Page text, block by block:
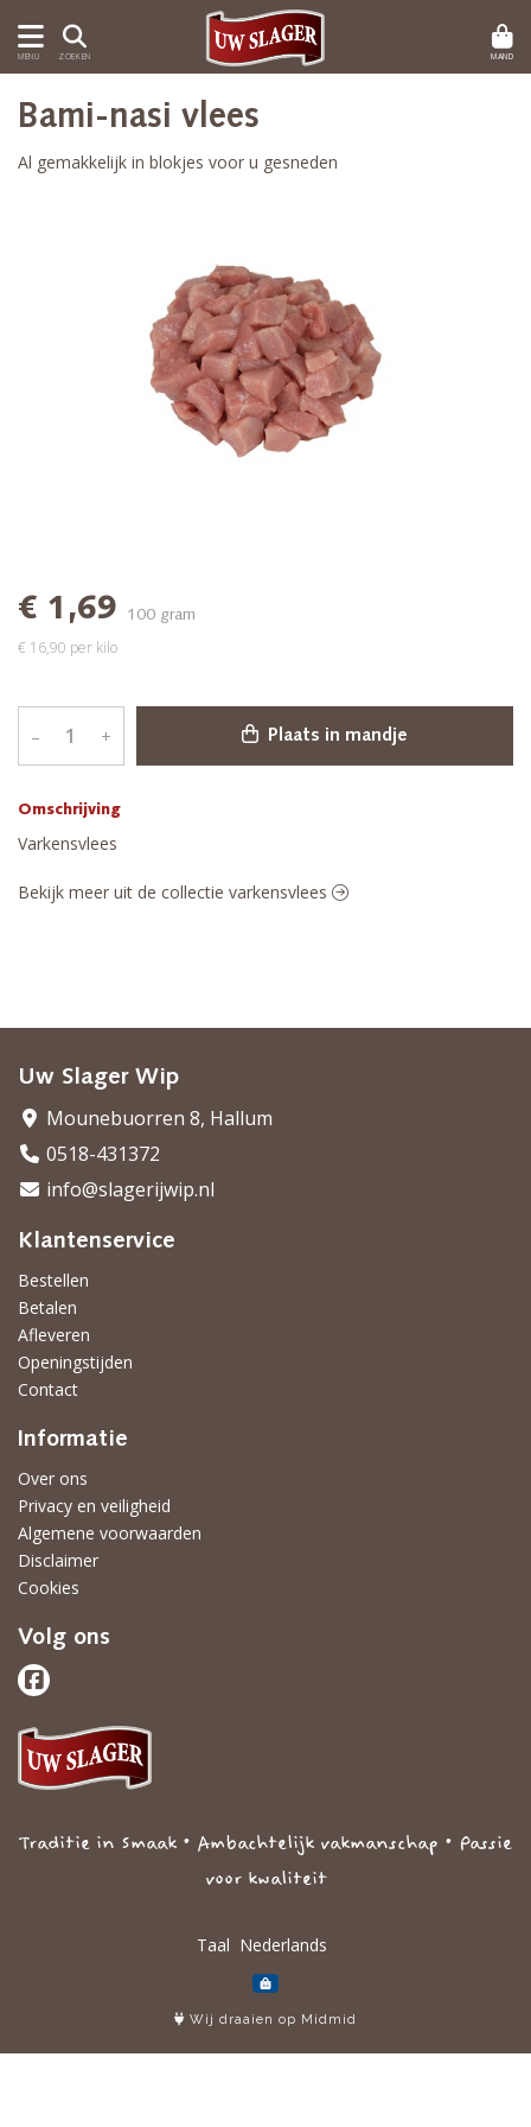
MENU ZOEKEN MAND
Omschrijving
Varkensvlees
Bami-nasi vlees
Al gemakkelijk in blokjes voor u gesneden
€ 1,69 100 gram
€ 16,90 per kilo
– + Plaats in mandje
Bekijk meer uit de collectie varkensvlees
Uw Slager Wip
Mounebuorren 8, Hallum
0518-431372
info@slagerijwip.nl
Klantenservice
Bestellen
Betalen
Afleveren
Openingstijden
Contact
Informatie
Over ons
Privacy en veiligheid
Algemene voorwaarden
Disclaimer
Cookies
Volg ons
Traditie in Smaak • Ambachtelijk vakmanschap • Passie
voor kwaliteit
Taal
Wij draaien op Midmid